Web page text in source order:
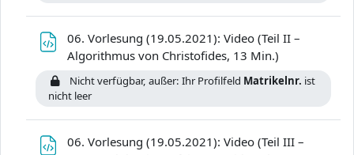
06. Vorlesung (19.05.2021): Video (Teil II –
Algorithmus von Christofides, 13 Min.)
Nicht verfügbar, außer: Ihr Profilfeld Matrikelnr. ist
nicht leer
06. Vorlesung (19.05.2021): Video (Teil III –